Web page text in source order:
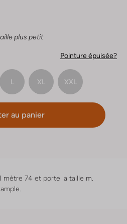
plus petit
Pointure épuisée?
L XL XXL
au panier
mètre 74 et porte la taille m.
ample